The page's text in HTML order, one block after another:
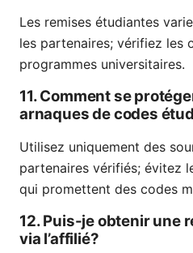
Les remises étudiantes
les partenaires; vérifiez les
programmes universitaires.
11. Comment se
arnaques de codes
Utilisez uniquement des
partenaires vérifiés; évitez
qui promettent des codes
12. Puis-je obtenir une
via l’affilié?